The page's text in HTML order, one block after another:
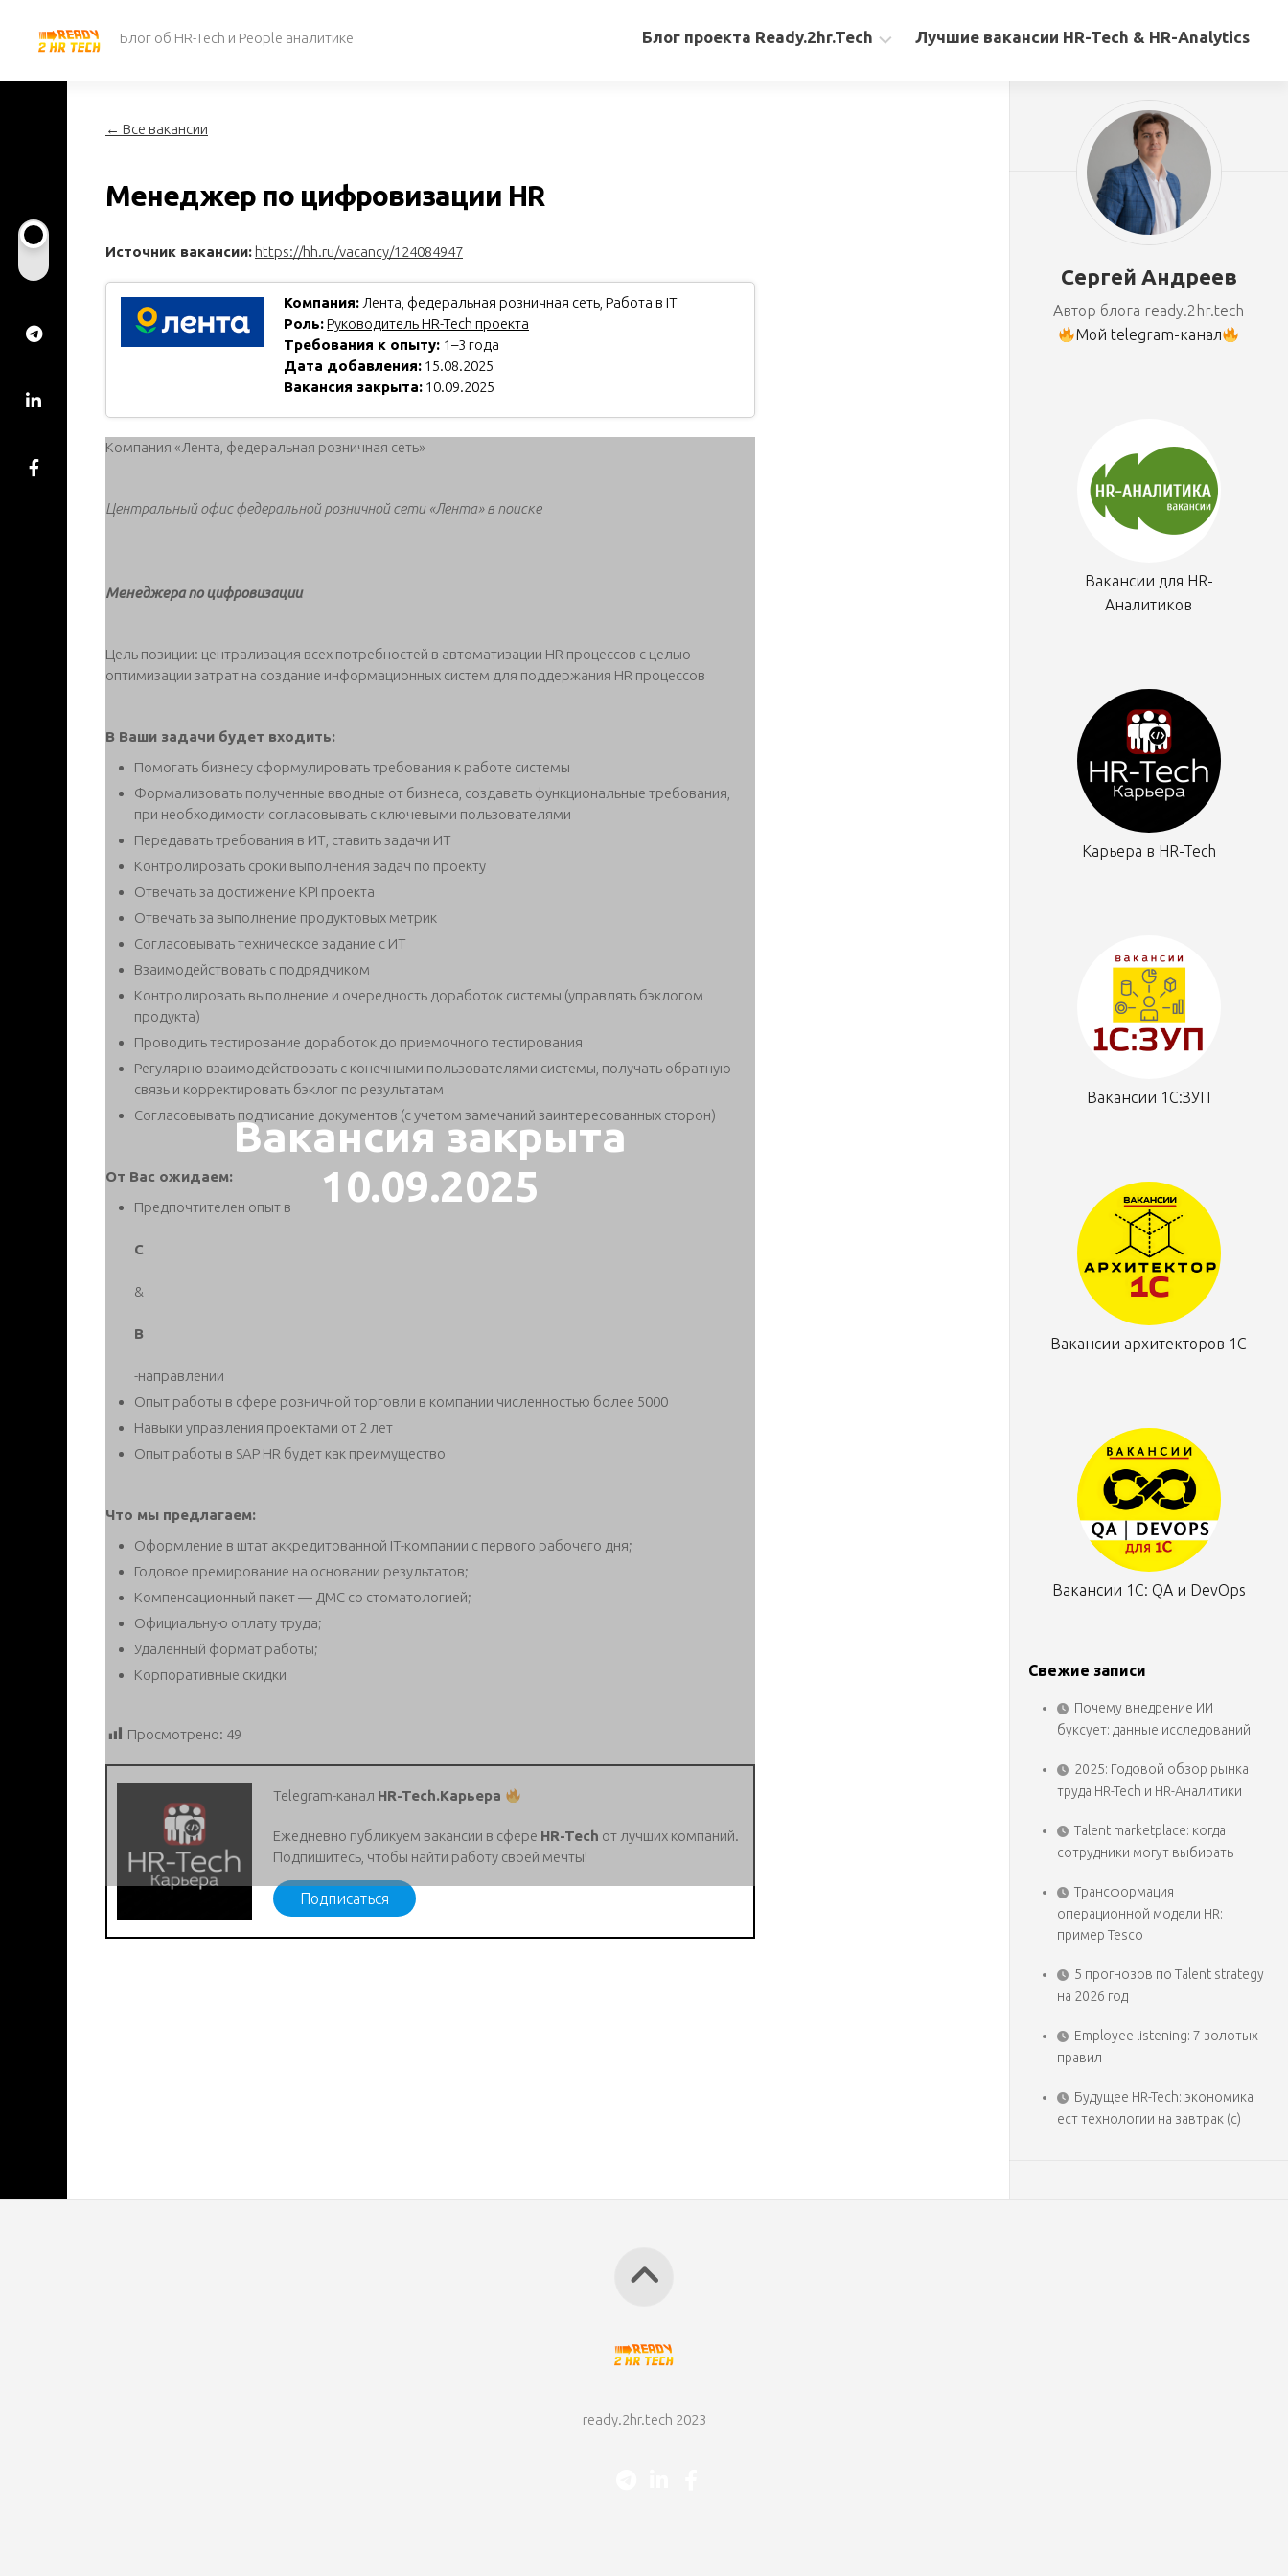
содержанию
Блог об HR-Tech и People аналитике Блог проекта Ready.2hr.Tech Лучшие вакансии HR-Tech & HR-Analytics
← Все вакансии
Менеджер по цифровизации HR
Источник вакансии: https://hh.ru/vacancy/124084947
Компания: Лента, федеральная розничная сеть, Работа в IT
Роль:Руководитель HR-Tech проекта
Требования к опыту: 1–3 года
Дата добавления: 15.08.2025
Вакансия закрыта: 10.09.2025
Вакансия закрыта
10.09.2025
Компания «Лента, федеральная розничная сеть»
Центральный офис федеральной розничной сети «Лента» в поиске
Менеджера по цифровизации
Цель позиции: централизация всех потребностей в автоматизации HR процессов с целью
оптимизации затрат на создание информационных систем для поддержания HR процессов
В Ваши задачи будет входить:
Помогать бизнесу сформулировать требования к работе системы
Формализовать полученные вводные от бизнеса, создавать функциональные требования,
при необходимости согласовывать с ключевыми пользователями
Передавать требования в ИТ, ставить задачи ИТ
Контролировать сроки выполнения задач по проекту
Отвечать за достижение KPI проекта
Отвечать за выполнение продуктовых метрик
Согласовывать техническое задание с ИТ
Взаимодействовать с подрядчиком
Контролировать выполнение и очередность доработок системы (управлять бэклогом
продукта)
Проводить тестирование доработок до приемочного тестирования
Регулярно взаимодействовать с конечными пользователями системы, получать обратную
связь и корректировать бэклог по результатам
Согласовывать подписание документов (с учетом замечаний заинтересованных сторон)
От Вас ожидаем:
Предпочтителен опыт в
C
&
B
-направлении
Опыт работы в сфере розничной торговли в компании численностью более 5000
Навыки управления проектами от 2 лет
Опыт работы в SAP HR будет как преимущество
Что мы предлагаем:
Оформление в штат аккредитованной IT-компании с первого рабочего дня;
Годовое премирование на основании результатов;
Компенсационный пакет — ДМС со стоматологией;
Официальную оплату труда;
Удаленный формат работы;
Корпоративные скидки
Просмотрено: 49
Telegram-канал HR-Tech.Карьера
Ежедневно публикуем вакансии в сфере HR-Tech от лучших компаний.
Подпишитесь, чтобы найти работу своей мечты!
Подписаться
Сергей Андреев
Автор блога ready.2hr.tech
Мой telegram-канал
Вакансии для HR-
Аналитиков
Карьера в HR-Tech
Вакансии 1С:ЗУП
Вакансии архитекторов 1С
Вакансии 1С: QA и DevOps
Свежие записи
Почему внедрение ИИ
буксует: данные исследований
2025: Годовой обзор рынка
труда HR-Tech и HR-Аналитики
Talent marketplace: когда
сотрудники могут выбирать
Трансформация
операционной модели HR:
пример Tesco
5 прогнозов по Talent strategy
на 2026 год
Employee listening: 7 золотых
правил
Будущее HR-Tech: экономика
ест технологии на завтрак (с)
ready.2hr.tech 2023